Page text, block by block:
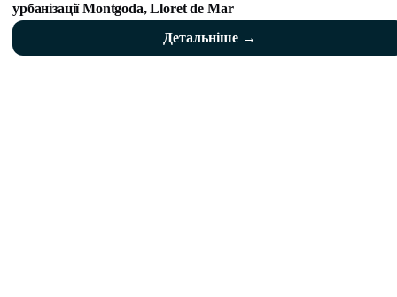
урбанізації Montgoda, Lloret de Mar
Детальніше →